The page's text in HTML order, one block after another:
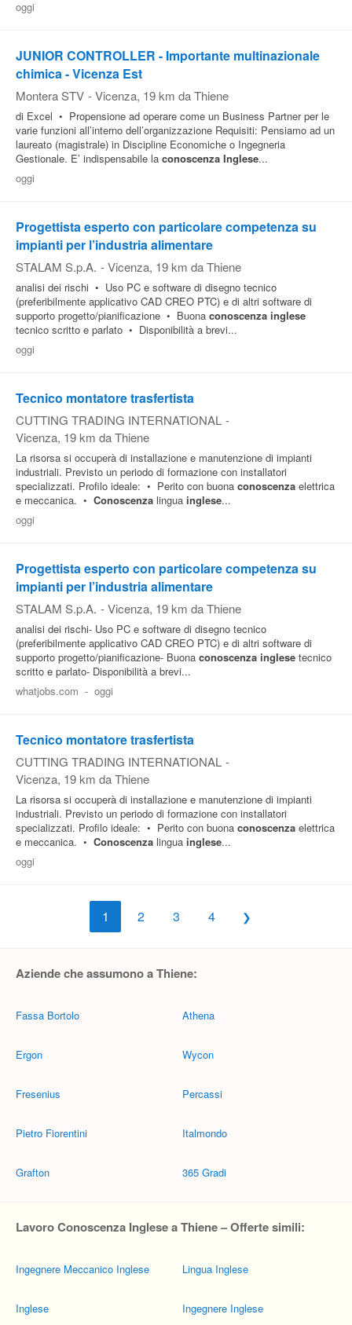
oggi
JUNIOR CONTROLLER - Importante multinazionale
chimica - Vicenza Est
Montera STV - Vicenza, 19 km da Thiene
di Excel • Propensione ad operare come un Business Partner per le
varie funzioni all’interno dell’organizzazione Requisiti: Pensiamo ad un
laureato (magistrale) in Discipline Economiche o Ingegneria
Gestionale. E’ indispensabile la conoscenza Inglese...
oggi
Progettista esperto con particolare competenza su
impianti per l’industria alimentare
STALAM S.p.A. - Vicenza, 19 km da Thiene
analisi dei rischi • Uso PC e software di disegno tecnico
(preferibilmente applicativo CAD CREO PTC) e di altri software di
supporto progetto/pianificazione • Buona conoscenza inglese
tecnico scritto e parlato • Disponibilità a brevi...
oggi
Tecnico montatore trasfertista
CUTTING TRADING INTERNATIONAL -
Vicenza, 19 km da Thiene
La risorsa si occuperà di installazione e manutenzione di impianti
industriali. Previsto un periodo di formazione con installatori
specializzati. Profilo ideale: • Perito con buona conoscenza elettrica
e meccanica. • Conoscenza lingua inglese...
oggi
Progettista esperto con particolare competenza su
impianti per l’industria alimentare
STALAM S.p.A. - Vicenza, 19 km da Thiene
analisi dei rischi- Uso PC e software di disegno tecnico
(preferibilmente applicativo CAD CREO PTC) e di altri software di
supporto progetto/pianificazione- Buona conoscenza inglese tecnico
scritto e parlato- Disponibilità a brevi...
whatjobs.com - oggi
Tecnico montatore trasfertista
CUTTING TRADING INTERNATIONAL -
Vicenza, 19 km da Thiene
La risorsa si occuperà di installazione e manutenzione di impianti
industriali. Previsto un periodo di formazione con installatori
specializzati. Profilo ideale: • Perito con buona conoscenza elettrica
e meccanica. • Conoscenza lingua inglese...
oggi
1 2 3 4
Aziende che assumono a Thiene:
Fassa Bortolo
Ergon
Fresenius
Pietro Fiorentini
Grafton
Athena
Wycon
Percassi
Italmondo
365 Gradi
Lavoro Conoscenza Inglese a Thiene – Offerte simili:
Ingegnere Meccanico Inglese
Inglese
Lingua Inglese
Ingegnere Inglese